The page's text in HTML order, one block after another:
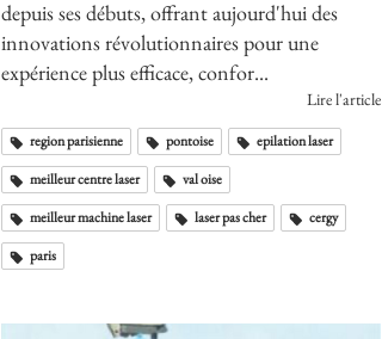
depuis ses débuts, offrant aujourd'hui des
innovations révolutionnaires pour une
expérience plus efficace, confor...
Lire l'article
region parisienne pontoise
epilation laser
meilleur centre laser
val oise
meilleur machine laser
laser pas cher
cergy
paris